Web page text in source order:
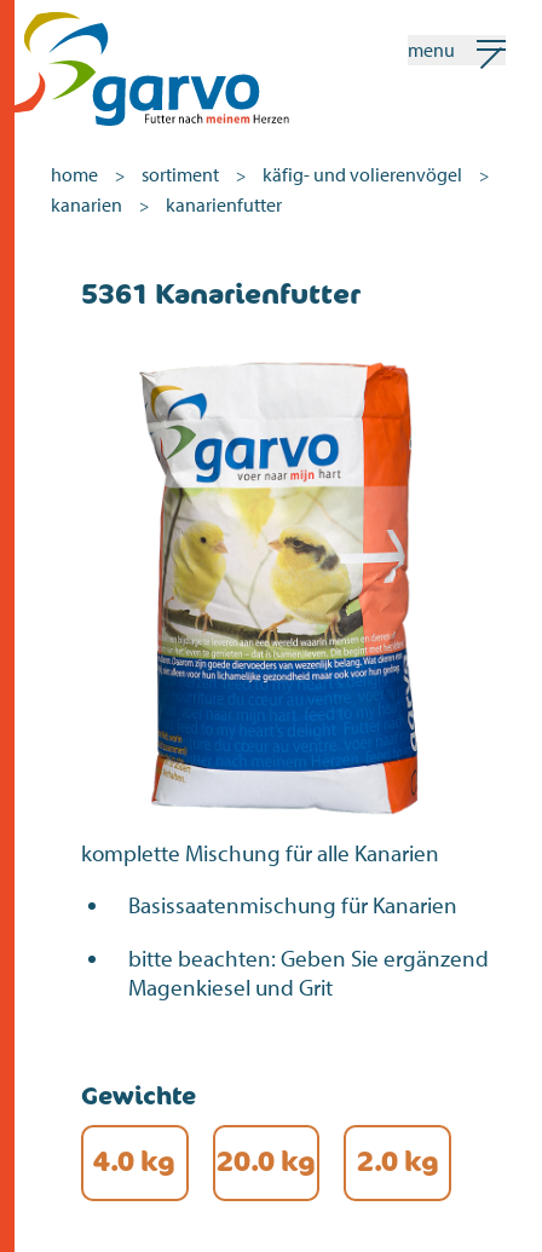
home
das herz
sortiment
geschäfte
neuigkeiten
kontakt
menu
home > sortiment > käfig- und volierenvögel >
kanarien > kanarienfutter
5361 Kanarienfutter
komplette Mischung für alle Kanarien
Basissaatenmischung für Kanarien
bitte beachten: Geben Sie ergänzend
Magenkiesel und Grit
Gewichte
4.0 kg 20.0 kg 2.0 kg